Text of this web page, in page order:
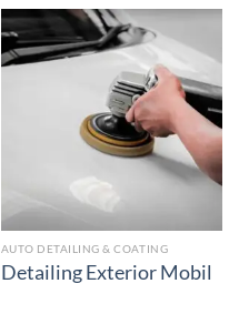
AUTO DETAILING & COATING
Detailing Exterior Mobil